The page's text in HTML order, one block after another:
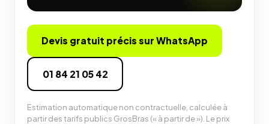
Devis gratuit précis sur WhatsApp
01 84 21 05 42
Estimation automatique non contractuelle, calculée à
partir des tarifs publics GrosBras (« à partir de »). Le prix